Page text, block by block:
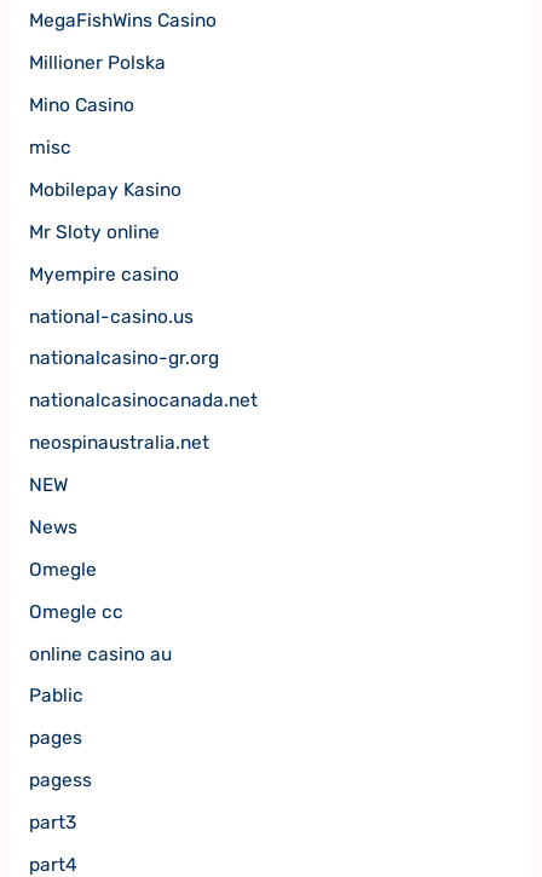
MegaFishWins Casino
Millioner Polska
Mino Casino
misc
Mobilepay Kasino
Mr Sloty online
Myempire casino
national-casino.us
nationalcasino-gr.org
nationalcasinocanada.net
neospinaustralia.net
NEW
News
Omegle
Omegle cc
online casino au
Pablic
pages
pagess
part3
part4